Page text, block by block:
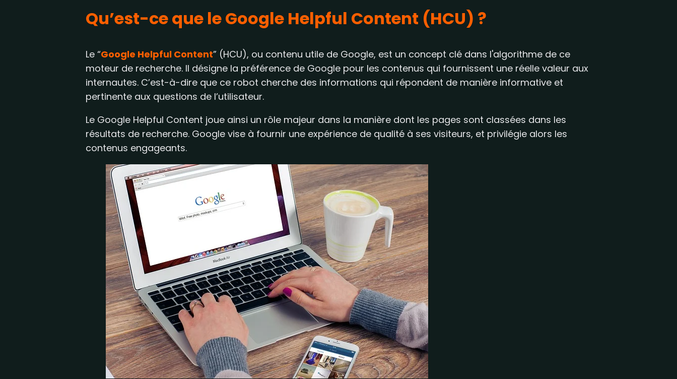
Qu’est-ce que le Google Helpful Content (HCU) ?
Le “Google Helpful Content” (HCU), ou contenu utile de Google, est un concept clé dans l'algorithme de ce
moteur de recherche. Il désigne la préférence de Google pour les contenus qui fournissent une réelle valeur aux
internautes. C’est-à-dire que ce robot cherche des informations qui répondent de manière informative et
pertinente aux questions de l’utilisateur.
Le Google Helpful Content joue ainsi un rôle majeur dans la manière dont les pages sont classées dans les
résultats de recherche. Google vise à fournir une expérience de qualité à ses visiteurs, et privilégie alors les
contenus engageants.